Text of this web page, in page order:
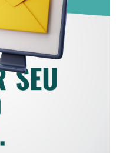
SEU E-
7